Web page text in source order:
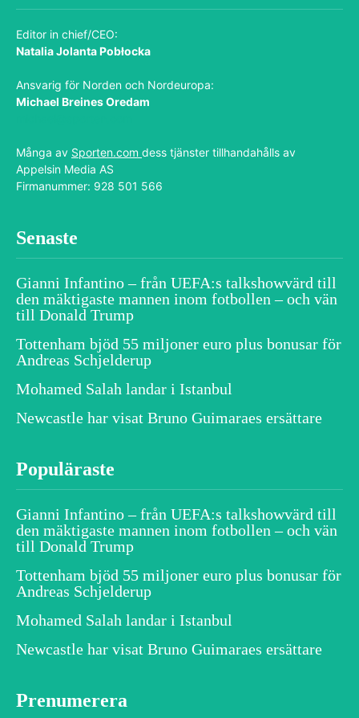
Editor in chief/CEO:
Natalia Jolanta Pobłocka
Ansvarig för Norden och Nordeuropa:
Michael Breines Oredam
Många av Sporten.com dess tjänster tillhandahålls av
Appelsin Media AS
Firmanummer: 928 501 566
Senaste
Gianni Infantino – från UEFA:s talkshowvärd till
den mäktigaste mannen inom fotbollen – och vän
till Donald Trump
Tottenham bjöd 55 miljoner euro plus bonusar för
Andreas Schjelderup
Mohamed Salah landar i Istanbul
Newcastle har visat Bruno Guimaraes ersättare
Populäraste
Gianni Infantino – från UEFA:s talkshowvärd till
den mäktigaste mannen inom fotbollen – och vän
till Donald Trump
Tottenham bjöd 55 miljoner euro plus bonusar för
Andreas Schjelderup
Mohamed Salah landar i Istanbul
Newcastle har visat Bruno Guimaraes ersättare
Prenumerera